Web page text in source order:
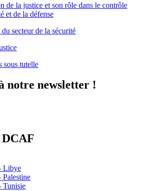
de la justice et son rôle dans le contrôle
et de la défense
secteur de la sécurité
tutelle
notre newsletter !
DCAF
Libye
Palestine
Tunisie